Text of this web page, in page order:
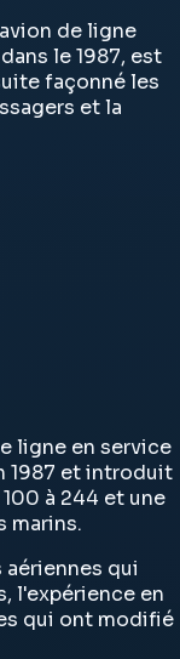
de ligne
le 1987, est
façonné les
et la
ligne en service
1987 et introduit
à 244 et une
marins.
qui
l'expérience en
qui ont modifié